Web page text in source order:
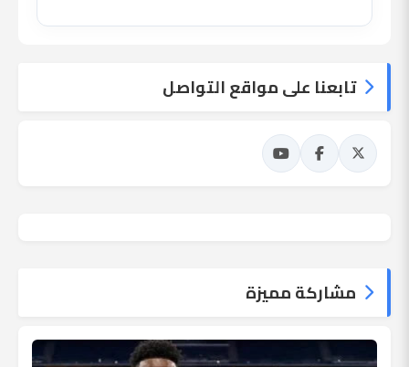
تابعنا على مواقع التواصل
مشاركة مميزة